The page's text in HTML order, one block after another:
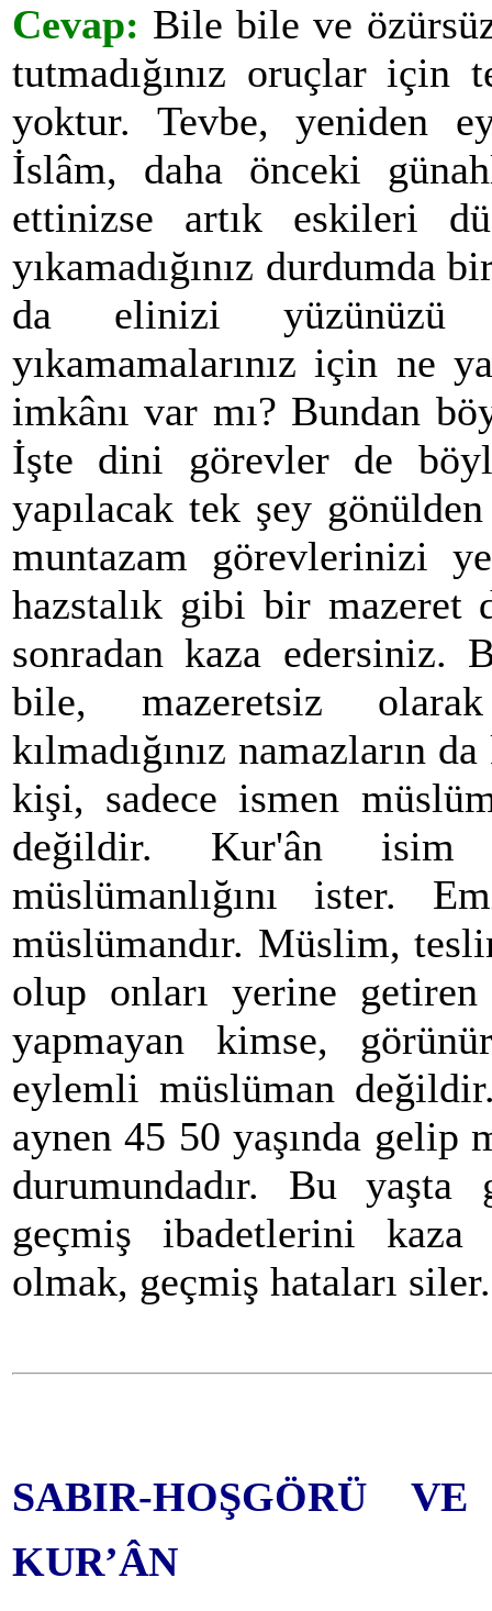
Cevap: Bile bile ve
tutmadığınız oruçlar için
yoktur. Tevbe, yeniden
İslâm, daha önceki
ettinizse artık eskileri
yıkamadığınız durdumda
da elinizi yüzünüzü
yıkamamalarınız için ne
imkânı var mı? Bundan
İşte dini görevler de
yapılacak tek şey
muntazam görevlerinizi
hazstalık gibi bir mazeret
sonradan kaza
bile, mazeretsiz
kılmadığınız namazların
kişi, sadece ismen
değildir. Kur'ân isim
müslümanlığını ister.
müslümandır. Müslim,
olup onları yerine
yapmayan kimse,
eylemli müslüman
aynen 45 50 yaşında
durumundadır. Bu
geçmiş ibadetlerini
olmak, geçmiş hataları
SABIR-HOŞGÖRÜ
KUR’ÂN